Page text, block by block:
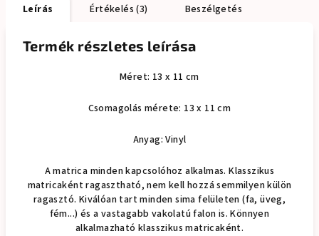
Leírás Értékelés (3) Beszélgetés
Termék részletes leírása
Méret: 13 x 11 cm
Csomagolás mérete: 13 x 11 cm
Anyag: Vinyl
A matrica minden kapcsolóhoz alkalmas. Klasszikus
matricaként ragasztható, nem kell hozzá semmilyen külön
ragasztó. Kiválóan tart minden sima felületen (fa, üveg,
fém...) és a vastagabb vakolatú falon is. Könnyen
alkalmazható klasszikus matricaként.